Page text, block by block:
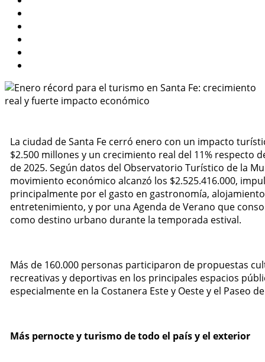
La ciudad de Santa Fe cerró enero con un impacto
$2.500 millones y un crecimiento real del 11% respecto
de 2025. Según datos del Observatorio Turístico de la
movimiento económico alcanzó los $2.525.416.000,
principalmente por el gasto en gastronomía,
entretenimiento, y por una Agenda de Verano que
como destino urbano durante la temporada estival.
Más de 160.000 personas participaron de propuestas
recreativas y deportivas en los principales espacios
especialmente en la Costanera Este y Oeste y el Paseo
Más pernocte y turismo de todo el país y el exterior